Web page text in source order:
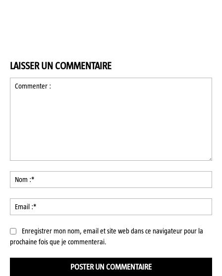
LAISSER UN COMMENTAIRE
:*
:*
Enregistrer mon nom, email et site web dans ce navigateur pour la
prochaine fois que je commenterai.